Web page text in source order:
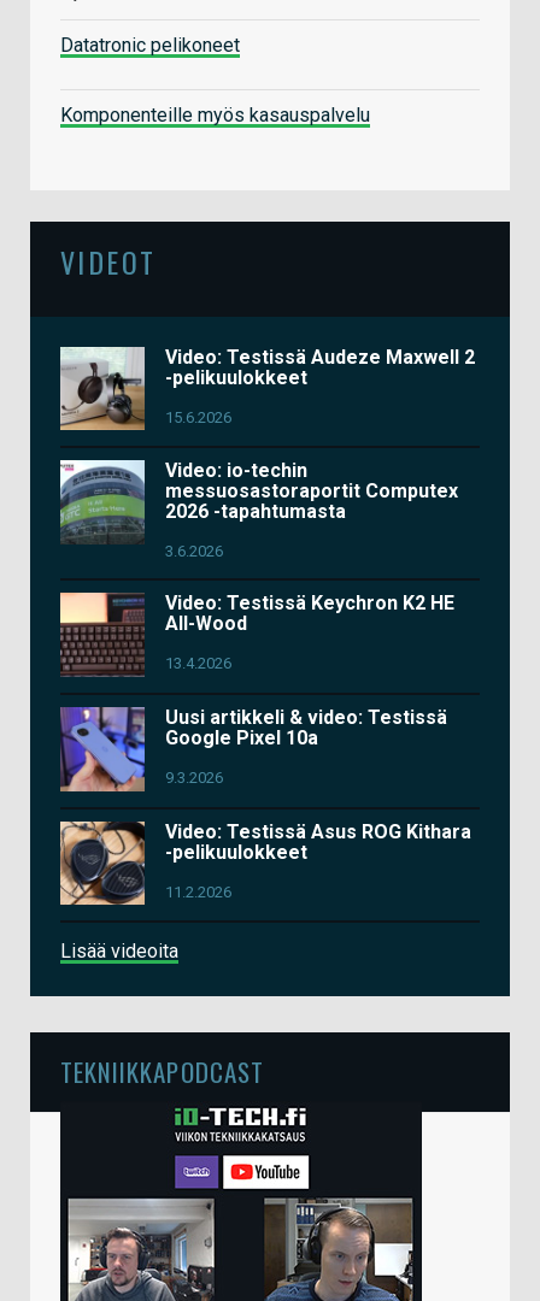
Datatronic pelikoneet
Komponenteille myös kasauspalvelu
VIDEOT
Video: Testissä Audeze Maxwell 2
-pelikuulokkeet
15.6.2026
Video: io-techin
messuosastoraportit Computex
2026 -tapahtumasta
3.6.2026
Video: Testissä Keychron K2 HE
All-Wood
13.4.2026
Uusi artikkeli & video: Testissä
Google Pixel 10a
9.3.2026
Video: Testissä Asus ROG Kithara
-pelikuulokkeet
11.2.2026
Lisää videoita
TEKNIIKKAPODCAST